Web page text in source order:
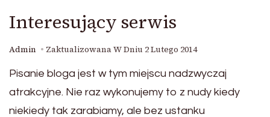
Interesujący serwis
Admin Zaktualizowana W Dniu 2 Lutego 2014
Pisanie bloga jest w tym miejscu nadzwyczaj
atrakcyjne. Nie raz wykonujemy to z nudy kiedy
niekiedy tak zarabiamy, ale bez ustanku